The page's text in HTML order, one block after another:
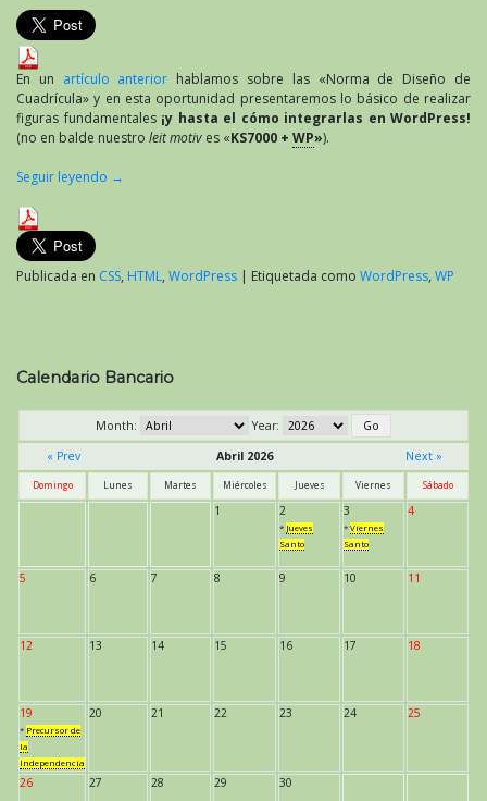
En un artículo anterior hablamos sobre las «Norma de Diseño de
Cuadrícula» y en esta oportunidad presentaremos lo básico de realizar
figuras fundamentales ¡y hasta el cómo integrarlas en WordPress!
(no en balde nuestro leit motiv es «KS7000 + WP»).
Seguir leyendo →
Publicada en CSS, HTML, WordPress | Etiquetada como WordPress, WP
Calendario Bancario
Month:
Year:
« Prev
Abril 2026 Next »
Domingo Lunes Martes Miércoles Jueves Viernes Sábado
1 2
* Jueves
Santo
3
* Viernes
Santo
4
5 6 7 8 9 10 11
12 13 14 15 16 17 18
19
* Precursor de
la
Independencia
20 21 22 23 24 25
26 27 28 29 30